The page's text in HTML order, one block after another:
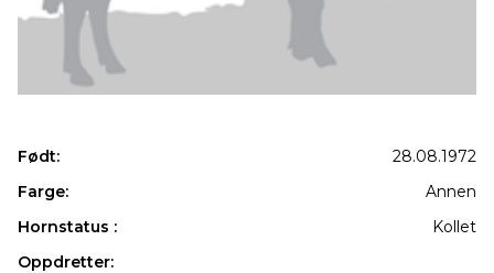
Født:
28.08.1972
Farge:
Annen
Hornstatus :
Kollet
Oppdretter: